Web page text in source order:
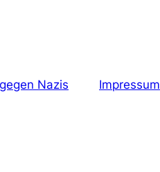
Nazis Impressum